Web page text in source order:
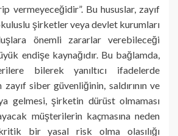
vermeyeceğidir”. Bu hususlar, zayıf
şirketler veya devlet kurumları
önemli zararlar verebileceği
endişe kaynağıdır. Bu bağlamda,
bilerek yanıltıcı ifadelerde
siber güvenliğinin, saldırının ve
gelmesi, şirketin dürüst olmaması
müşterilerin kaçmasına neden
bir yasal risk olma olasılığı